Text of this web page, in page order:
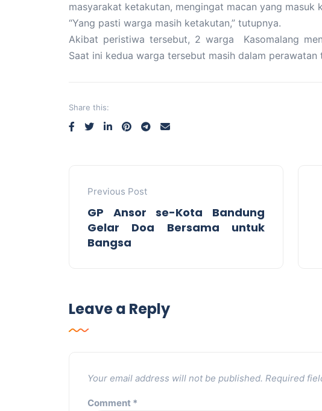
masyarakat ketakutan, mengingat macan yang masuk
“Yang pasti warga masih ketakutan,” tutupnya.
Akibat peristiwa tersebut, 2 warga Kasomalang
Saat ini kedua warga tersebut masih dalam perawatan
Share this:
Previous Post
GP Ansor se-Kota Bandung
Gelar Doa Bersama untuk
Bangsa
Leave a Reply
Your email address will not be published. Required
Comment *